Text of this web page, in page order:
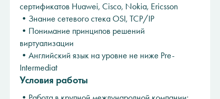
сертификатов Huawei, Cisco, Nokia, Ericsson
•Знание сетевого стека OSI, TCP/IP
•Понимание принципов решений
виртуализации
•Английский язык на уровне не ниже Pre-
Intermediat
Условия работы